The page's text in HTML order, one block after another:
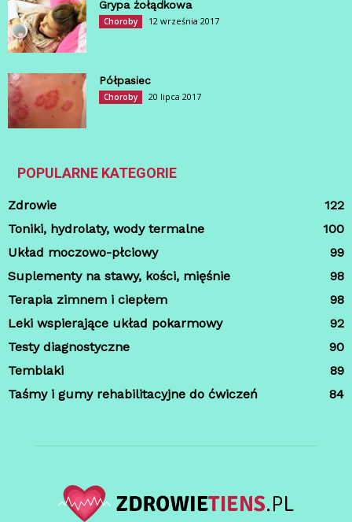
Grypa żołądkowa
Choroby 12 września 2017
Półpasiec
Choroby 20 lipca 2017
POPULARNE KATEGORIE
Zdrowie
122
Toniki, hydrolaty, wody termalne
100
Układ moczowo-płciowy
99
Suplementy na stawy, kości, mięśnie
98
Terapia zimnem i ciepłem
98
Leki wspierające układ pokarmowy
92
Testy diagnostyczne
90
Temblaki
89
Taśmy i gumy rehabilitacyjne do ćwiczeń
84